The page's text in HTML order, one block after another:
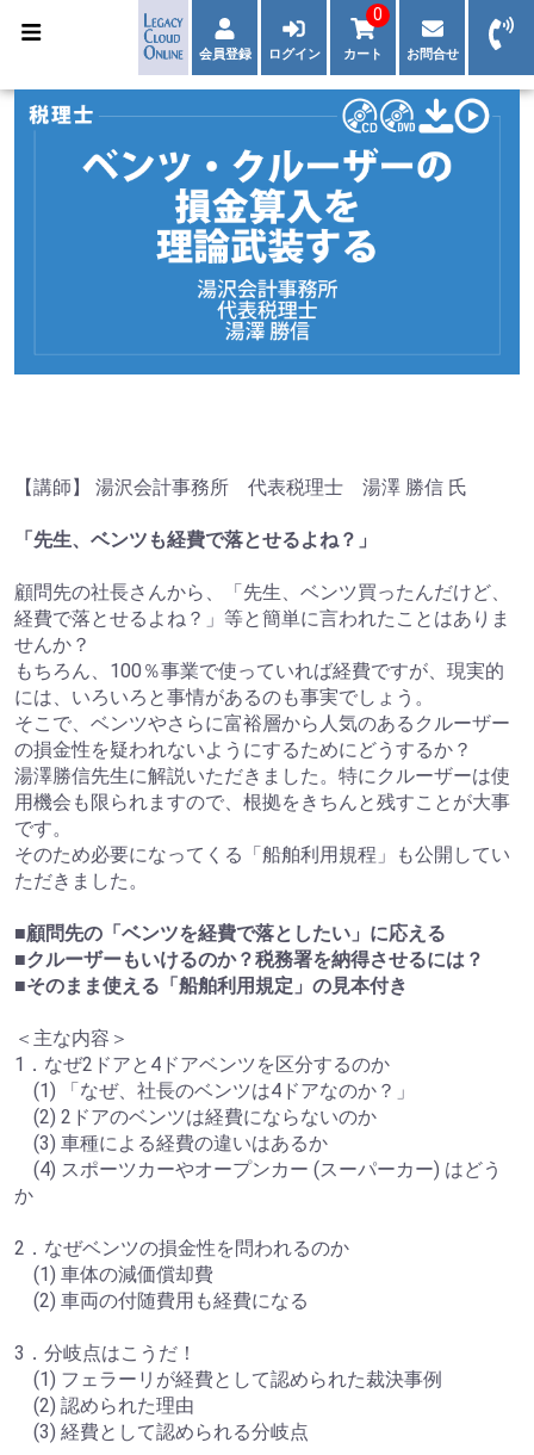
会員登録 ログイン カート
0
お問合せ
【講師】 湯沢会計事務所 代表税理士 湯澤 勝信 氏
「先生、ベンツも経費で落とせるよね？」
顧問先の社長さんから、「先生、ベンツ買ったんだけど、
経費で落とせるよね？」等と簡単に言われたことはありま
せんか？
もちろん、100％事業で使っていれば経費ですが、現実的
には、いろいろと事情があるのも事実でしょう。
そこで、ベンツやさらに富裕層から人気のあるクルーザー
の損金性を疑われないようにするためにどうするか？
湯澤勝信先生に解説いただきました。特にクルーザーは使
用機会も限られますので、根拠をきちんと残すことが大事
です。
そのため必要になってくる「船舶利用規程」も公開してい
ただきました。
■顧問先の「ベンツを経費で落としたい」に応える
■クルーザーもいけるのか？税務署を納得させるには？
■そのまま使える「船舶利用規定」の見本付き
＜主な内容＞
1．なぜ2ドアと4ドアベンツを区分するのか
(1) 「なぜ、社長のベンツは4ドアなのか？」
(2) 2ドアのベンツは経費にならないのか
(3) 車種による経費の違いはあるか
(4) スポーツカーやオープンカー (スーパーカー) はどう
か
2．なぜベンツの損金性を問われるのか
(1) 車体の減価償却費
(2) 車両の付随費用も経費になる
3．分岐点はこうだ！
(1) フェラーリが経費として認められた裁決事例
(2) 認められた理由
(3) 経費として認められる分岐点